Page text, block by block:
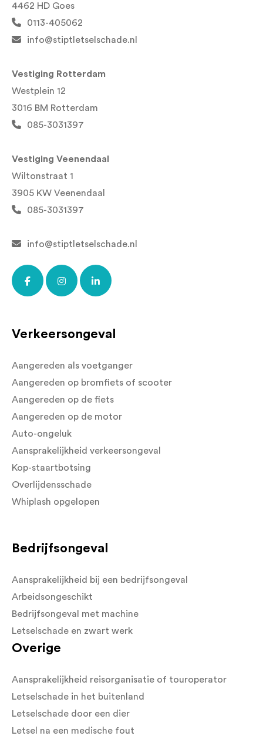
4462 HD Goes
0113-405062
info@stiptletselschade.nl
Vestiging Rotterdam
Westplein 12
3016 BM Rotterdam
085-3031397
Vestiging Veenendaal
Wiltonstraat 1
3905 KW Veenendaal
085-3031397
info@stiptletselschade.nl
Verkeersongeval
Aangereden als voetganger
Aangereden op bromfiets of scooter
Aangereden op de fiets
Aangereden op de motor
Auto-ongeluk
Aansprakelijkheid verkeersongeval
Kop-staartbotsing
Overlijdensschade
Whiplash opgelopen
Bedrijfsongeval
Aansprakelijkheid bij een bedrijfsongeval
Arbeidsongeschikt
Bedrijfsongeval met machine
Letselschade en zwart werk
Overige
Aansprakelijkheid reisorganisatie of touroperator
Letselschade in het buitenland
Letselschade door een dier
Letsel na een medische fout